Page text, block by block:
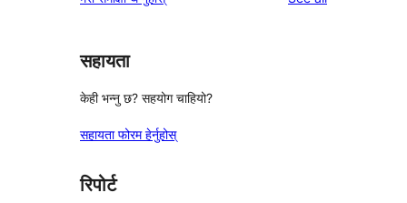
सहायता
केही भन्नु छ? सहयोग चाहियो?
सहायता फोरम हेर्नुहोस्
रिपोर्ट